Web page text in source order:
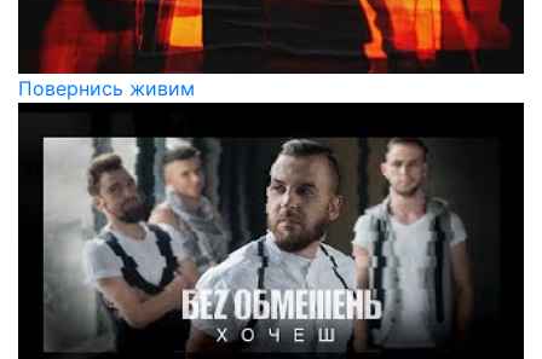
Повернись живим